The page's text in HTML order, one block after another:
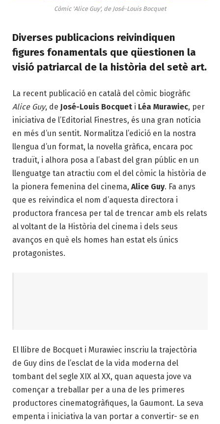
Còmic 'Alice Guy', de José-Louis Bocquet
Diverses publicacions reivindiquen
figures fonamentals que qüestionen la
visió patriarcal de la història del setè art.
La recent publicació en català del còmic biogràfic
Alice Guy, de José-Louis Bocquet i Léa Murawiec, per
iniciativa de l’Editorial Finestres, és una gran notícia
en més d’un sentit. Normalitza l’edició en la nostra
llengua d’un format, la novel·la gràfica, encara poc
traduït, i alhora posa a l’abast del gran públic en un
llenguatge tan atractiu com el del còmic la història de
la pionera femenina del cinema, Alice Guy. Fa anys
que es reivindica el nom d’aquesta directora i
productora francesa per tal de trencar amb els relats
al voltant de la Història del cinema i dels seus
avanços en què els homes han estat els únics
protagonistes.
El llibre de Bocquet i Murawiec inscriu la trajectòria
de Guy dins de l’esclat de la vida moderna del
tombant del segle XIX al XX, quan aquesta jove va
començar a treballar per a una de les primeres
productores cinematogràfiques, la Gaumont. La seva
empenta i iniciativa la van portar a convertir- se en